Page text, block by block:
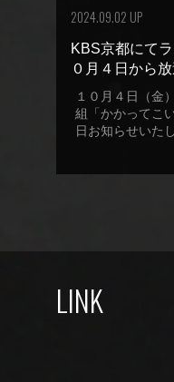
2024.09.02 UP
KBS京都にて
０月４日から放
１０月４日（金
組「かかってこ
日お知らせいた
LINK